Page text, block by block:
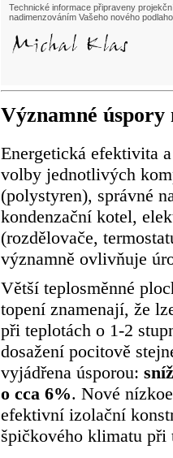
Technické informace připraveny
nadimenzováním Vašeho nového
Významné
Energetická efektivita
volby jednotlivých
(polystyren), správné
kondenzační kotel,
(rozdělovače,
významně ovlivňuje
Větší teplosměnné
topení znamenají, že
při teplotách o 1-2
dosažení pocitově
vyjádřena úsporou:
o cca 6%. Nové
efektivní izolační
špičkového klimatu při